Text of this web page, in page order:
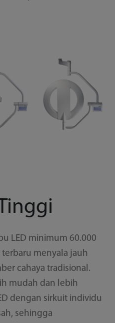
LED minimum 60.000
terbaru menyala jauh
cahaya tradisional.
mudah dan lebih
dengan sirkuit individu
sehingga